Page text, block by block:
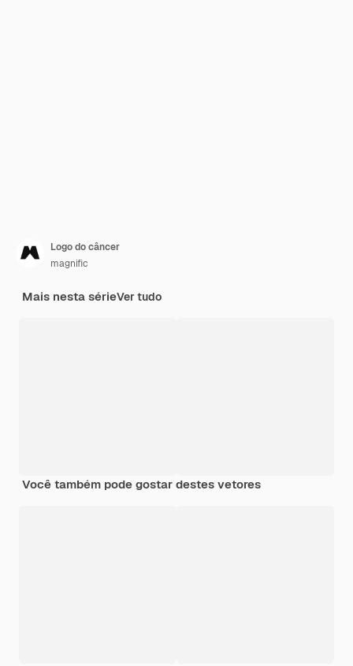
Logo do câncer
magnific
Mais nesta sérieVer tudo
Você também pode gostar destes vetores